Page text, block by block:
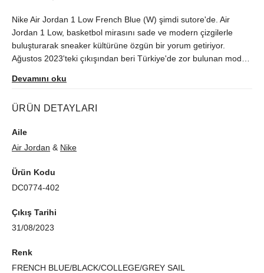
Nike Air Jordan 1 Low French Blue (W) şimdi sutore'de. Air
Jordan 1 Low, basketbol mirasını sade ve modern çizgilerle
buluşturarak sneaker kültürüne özgün bir yorum getiriyor.
Ağustos 2023'teki çıkışından beri Türkiye'de zor bulunan model,
Devamını oku
ÜRÜN DETAYLARI
Aile
Air Jordan & Nike
Ürün Kodu
DC0774-402
Çıkış Tarihi
31/08/2023
Renk
FRENCH BLUE/BLACK/COLLEGE/GREY SAIL